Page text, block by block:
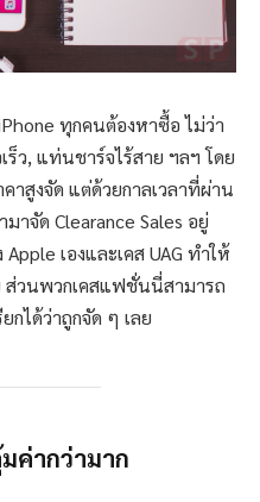
ทุกคนต้องหาซื้อ ไม่ว่า
ว, แท่นชาร์จไร้สาย ฯลฯ โดย
าสูงจัด แต่ด้วยกาลเวลาที่ผ่าน
าจัด Clearance Sales อยู่
เองและเคส UAG ทำให้
ส่วนพวกเคสแฟชั่นนี่สามารถ
กได้ว่าถูกจัด ๆ เลย
ค่ากว่ามาก